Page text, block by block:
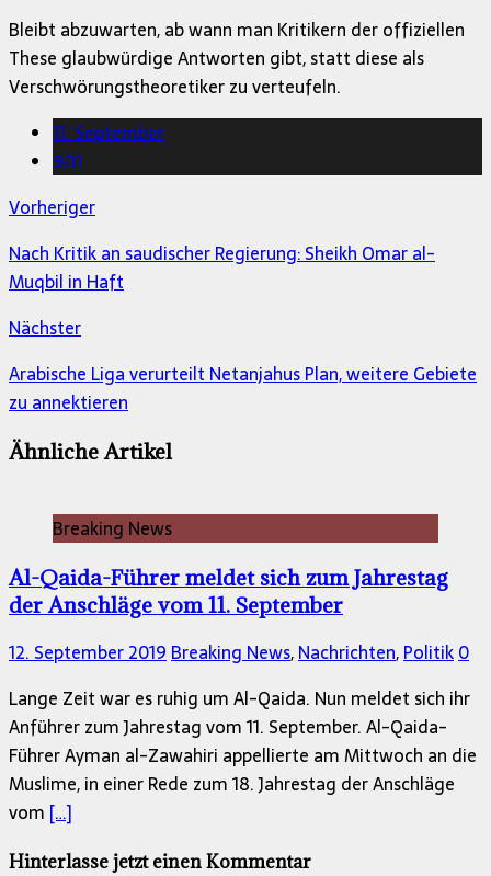
Bleibt abzuwarten, ab wann man Kritikern der offiziellen
These glaubwürdige Antworten gibt, statt diese als
Verschwörungstheoretiker zu verteufeln.
11. September
9/11
Vorheriger
Nach Kritik an saudischer Regierung: Sheikh Omar al-
Muqbil in Haft
Nächster
Arabische Liga verurteilt Netanjahus Plan, weitere Gebiete
zu annektieren
Ähnliche Artikel
Breaking News
Al-Qaida-Führer meldet sich zum Jahrestag
der Anschläge vom 11. September
12. September 2019Breaking News,Nachrichten,Politik0
Lange Zeit war es ruhig um Al-Qaida. Nun meldet sich ihr
Anführer zum Jahrestag vom 11. September. Al-Qaida-
Führer Ayman al-Zawahiri appellierte am Mittwoch an die
Muslime, in einer Rede zum 18. Jahrestag der Anschläge
vom […]
Hinterlasse jetzt einen Kommentar